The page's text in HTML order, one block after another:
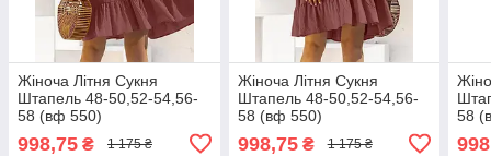
Жіноча Літня Сукня
Штапель 48-50,52-54,56-
58 (вф 550)
998,75 ₴ 1 175 ₴
Жіноча Літня Сукня
Штапель 48-50,52-54,56-
58 (вф 550)
998,75₴ 1 175 ₴
58